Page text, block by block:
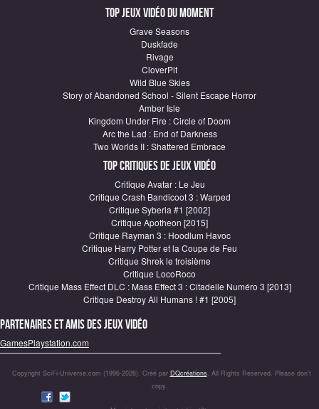
Top Jeux vidéo du moment
Grave Seasons
Duskfade
Rivage
CloverPit
Wild Blue Skies
Story of Abandoned School - Silent Escape Horror
Amber Isle
Kingdom Under Fire : Circle of Doom
Arc the Lad : End of Darkness
Two Worlds II : Shattered Embrace
Top critiques de Jeux vidéo
Critique Avatar : Le Jeu
Critique Crash Bandicoot 3 : Warped
Critique Syberia #1 [2002]
Critique Apotheon [2015]
Critique Rayman 3 : Hoodlum Havoc
Critique Harry Potter et la Coupe de Feu
Critique Shrek le troisième
Critique LocoRoco
Critique Mass Effect DLC : Mass Effect 3 : Citadelle Numéro 3 [2013]
Critique Destroy All Humans ! #1 [2005]
Partenaires et amis des jeux vidéo
GamesPlaystation.com
Copyright SciFi-Universe.com (1996-2026). Créé par DQcréations . All Rights Reserved. Please don’t
copy.